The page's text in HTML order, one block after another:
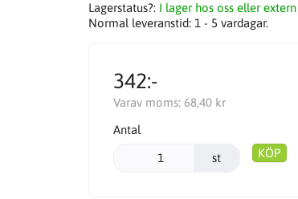
Lagerstatus?: I lager hos oss eller
Normal leveranstid: 1 - 5 vardagar.
342:-
Varav moms: 68,40 kr
Antal
st KÖP